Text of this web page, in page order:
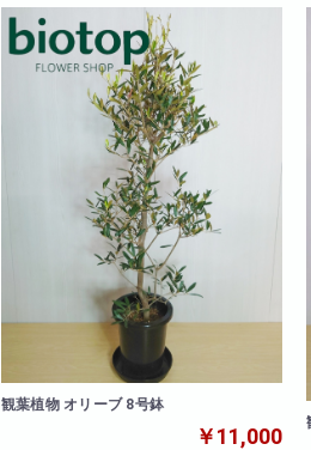
観葉植物 オリーブ 8号鉢
￥11,000